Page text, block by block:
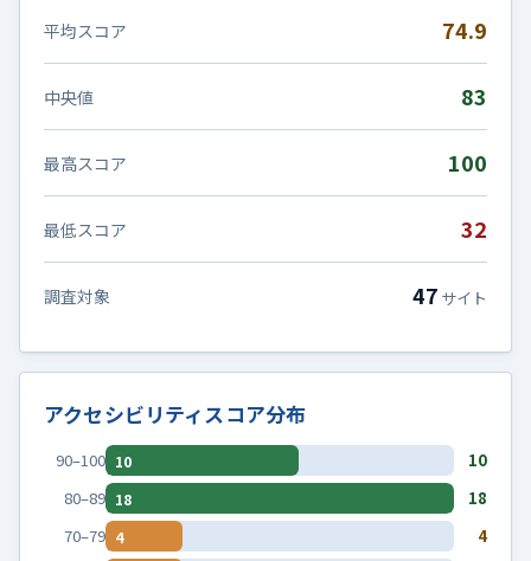
平均スコア 74.9
中央値 83
最高スコア 100
最低スコア 32
調査対象 47 サイト
アクセシビリティスコア分布
90–100 10
10
80–89 18
18
70–79 4
4